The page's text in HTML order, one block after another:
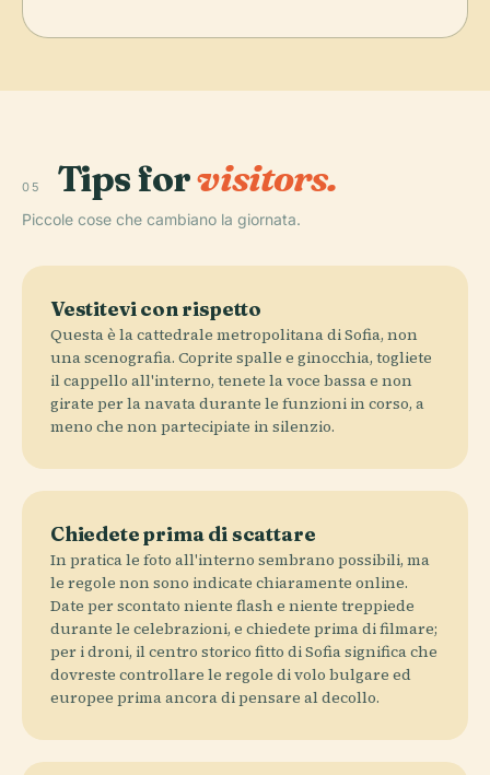
05 Tips forvisitors.
Piccole cose che cambiano la giornata.
Vestitevi con rispetto
Questa è la cattedrale metropolitana di Sofia, non
una scenografia. Coprite spalle e ginocchia, togliete
il cappello all'interno, tenete la voce bassa e non
girate per la navata durante le funzioni in corso, a
meno che non partecipiate in silenzio.
Chiedete prima di scattare
In pratica le foto all'interno sembrano possibili, ma
le regole non sono indicate chiaramente online.
Date per scontato niente flash e niente treppiede
durante le celebrazioni, e chiedete prima di filmare;
per i droni, il centro storico fitto di Sofia significa che
dovreste controllare le regole di volo bulgare ed
europee prima ancora di pensare al decollo.